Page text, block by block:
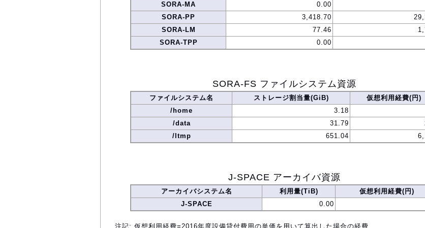
SORA-MA
0.00
SORA-PP
3,418.70
SORA-LM
77.46
SORA-TPP
0.00
SORA-FS ファイルシステム資源
ファイルシステム名 ストレージ割当量(GiB)
仮想利用経費(円)
/home
3.18
/data
31.79
/ltmp
651.04
J-SPACE アーカイバ資源
アーカイバシステム名 利用量(TiB)
仮想利用経費(円)
J-SPACE
0.00
注記: 仮想利用経費=2016年度設備貸付費用の単価を用いて算出した場合の経費